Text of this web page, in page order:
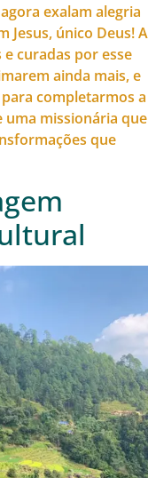
exalam alegria
Jesus, único Deus! A
curadas por esse
ainda mais, e
completarmos a
missionária que
que